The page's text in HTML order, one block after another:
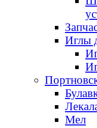
Иглы
Мел